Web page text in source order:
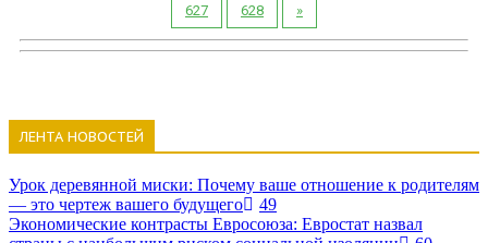
627 628 »
ЛЕНТА НОВОСТЕЙ
Урок деревянной миски: Почему ваше отношение к родителям
— это чертеж вашего будущего
49
Экономические контрасты Евросоюза: Евростат назвал